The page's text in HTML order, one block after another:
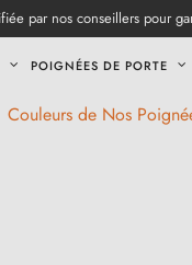
par nos conseillers pour
POIGNÉES DE PORTE
Couleurs de Nos